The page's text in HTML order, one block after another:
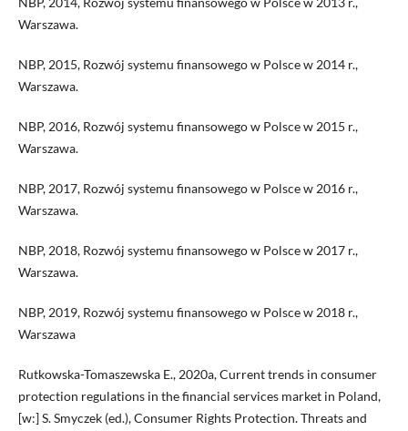
Warszawa.
NBP, 2015, Rozwój systemu finansowego w Polsce w 2014 r.,
Warszawa.
NBP, 2016, Rozwój systemu finansowego w Polsce w 2015 r.,
Warszawa.
NBP, 2017, Rozwój systemu finansowego w Polsce w 2016 r.,
Warszawa.
NBP, 2018, Rozwój systemu finansowego w Polsce w 2017 r.,
Warszawa.
NBP, 2019, Rozwój systemu finansowego w Polsce w 2018 r.,
Warszawa
Rutkowska-Tomaszewska E., 2020a, Current trends in consumer
protection regulations in the financial services market in Poland,
[w:] S. Smyczek (ed.), Consumer Rights Protection. Threats and